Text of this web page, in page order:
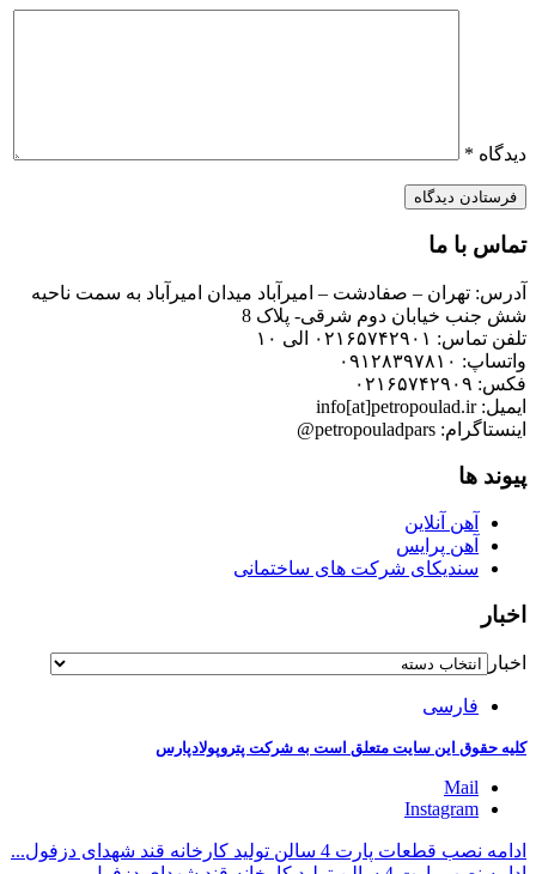
دیدگاه *
تماس با ما
آدرس: تهران – صفادشت – امیرآباد میدان امیرآباد به سمت ناحیه
شش جنب خیابان دوم شرقی- پلاک 8
تلفن تماس: ۰۲۱۶۵۷۴۲۹۰۱ الی ۱۰
واتساپ: ۰۹۱۲۸۳۹۷۸۱۰
فکس: ۰۲۱۶۵۷۴۲۹۰۹
ایمیل: info[at]petropoulad.ir
اینستاگرام: petropouladpars@
پیوند ها
آهن آنلاین
آهن پرایس
سندیکای شرکت های ساختمانی
اخبار
اخبار
فارسی
کلیه حقوق این سایت متعلق است به شرکت پتروپولادپارس
Mail
Instagram
ادامه نصب قطعات پارت 4 سالن تولید کارخانه قند شهدای دزفول...